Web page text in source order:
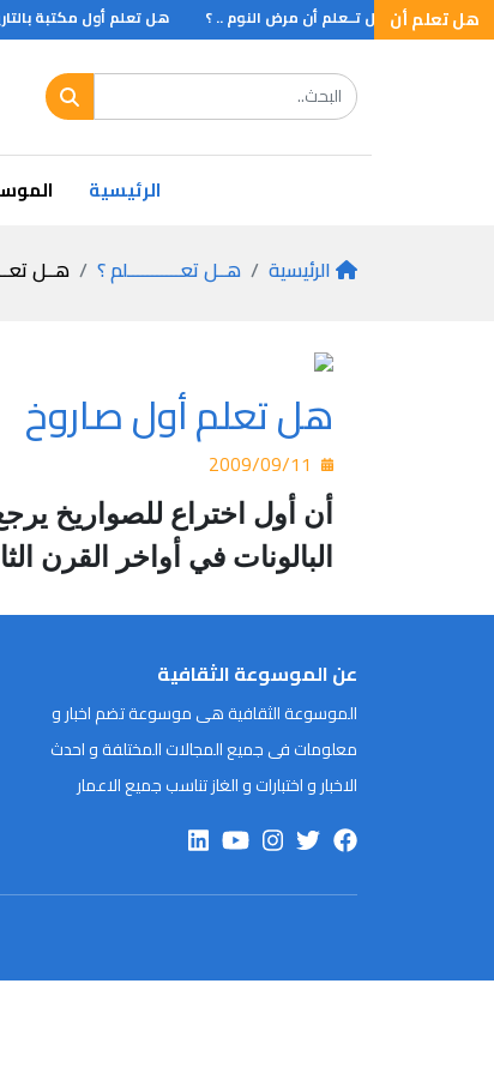
هل تعلم أن
.. ؟ هــل تــعلم أن مرض النوم .. ؟ هل تعلم أول مكتبة
الرئيسية
الرئيسية هــل تعـــــــــــلم ؟ هــل
هل تعلم أول صاروخ
أن أول اختراع للصواريخ
البالونات في أواخر القرن
عن الموسوعة الثقافية
الموسوعة الثقافية هى موسوعة تضم اخبار و
معلومات فى جميع المجالات المختلفة و احدث
الاخبار و اختبارات و الغاز تناسب جميع الاعمار